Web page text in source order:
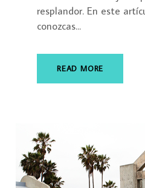
resplandor. En este
conozcas...
READ MORE